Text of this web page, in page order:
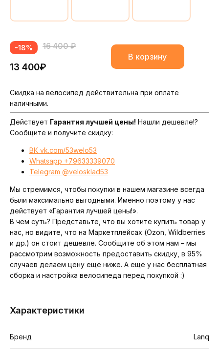
-18% 16 400 ₽
13 400₽
В корзину
Скидка на велосипед действительна при оплате
наличными.
Действует Гарантия лучшей цены! Нашли дешевле!?
Сообщите и получите скидку:
ВК vk.com/53welo53
Whatsapp +79633339070
Telegram @velosklad53
Мы стремимся, чтобы покупки в нашем магазине всегда
были максимально выгодными. Именно поэтому у нас
действует «Гарантия лучшей цены!».
В чем суть? Представьте, что вы хотите купить товар у
нас, но видите, что на Маркетплейсах (Ozon, Wildberries
и др.) он стоит дешевле. Сообщите об этом нам – мы
рассмотрим возможность предоставить скидку, в 95%
случаев делаем цену ещё ниже. А ещё у нас бесплатная
сборка и настройка велосипеда перед покупкой :)
Характеристики
Бренд Lanq